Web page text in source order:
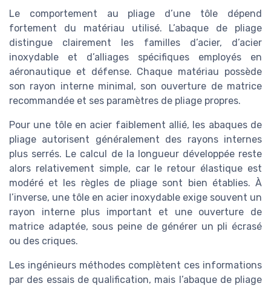
Le comportement au pliage d’une tôle dépend
fortement du matériau utilisé. L’abaque de pliage
distingue clairement les familles d’acier, d’acier
inoxydable et d’alliages spécifiques employés en
aéronautique et défense. Chaque matériau possède
son rayon interne minimal, son ouverture de matrice
recommandée et ses paramètres de pliage propres.
Pour une tôle en acier faiblement allié, les abaques de
pliage autorisent généralement des rayons internes
plus serrés. Le calcul de la longueur développée reste
alors relativement simple, car le retour élastique est
modéré et les règles de pliage sont bien établies. À
l’inverse, une tôle en acier inoxydable exige souvent un
rayon interne plus important et une ouverture de
matrice adaptée, sous peine de générer un pli écrasé
ou des criques.
Les ingénieurs méthodes complètent ces informations
par des essais de qualification, mais l’abaque de pliage